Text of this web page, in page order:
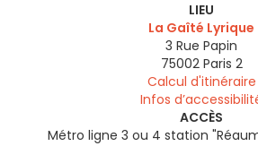
LIEU
La Gaîté Lyrique
3 Rue Papin
75002 Paris 2
Calcul d'itinéraire
Infos
ACCÈS
Métro ligne 3 ou 4 station